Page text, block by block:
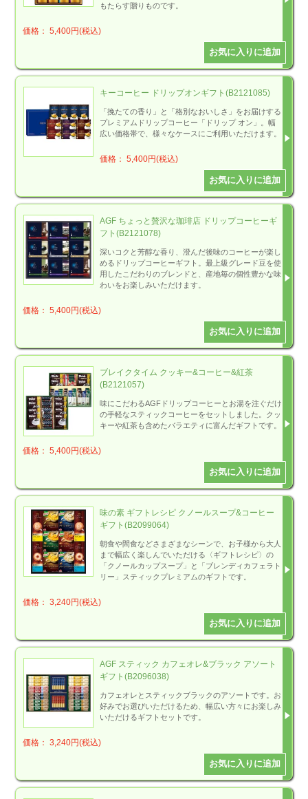
もたらす贈りものです。
価格： 5,400円(税込)
キーコーヒー ドリップオンギフト(B2121085)
「挽たての香り」と「格別なおいしさ」をお届けする
プレミアムドリップコーヒー「ドリップ オン」。幅
広い価格帯で、様々なケースにご利用いただけます。
価格： 5,400円(税込)
AGF ちょっと贅沢な珈琲店 ドリップコーヒーギ
フト(B2121078)
深いコクと芳醇な香り、澄んだ後味のコーヒーが楽し
めるドリップコーヒーギフト。最上級グレード豆を使
用したこだわりのブレンドと、産地毎の個性豊かな味
わいをお楽しみいただけます。
価格： 5,400円(税込)
ブレイクタイム クッキー&コーヒー&紅茶
(B2121057)
味にこだわるAGFドリップコーヒーとお湯を注ぐだけ
の手軽なスティックコーヒーをセットしました。クッ
キーや紅茶も含めたバラエティに富んだギフトです。
価格： 5,400円(税込)
味の素 ギフトレシピ クノールスープ&コーヒー
ギフト(B2099064)
朝食や間食などさまざまなシーンで、お子様から大人
まで幅広く楽しんでいただける〈ギフトレシピ〉の
「クノールカップスープ」と「ブレンディカフェラト
リー」スティックプレミアムのギフトです。
価格： 3,240円(税込)
AGF スティック カフェオレ&ブラック アソート
ギフト(B2096038)
カフェオレとスティックブラックのアソートです。お
好みでお選びいただけるため、幅広い方々にお楽しみ
いただけるギフトセットです。
価格： 3,240円(税込)